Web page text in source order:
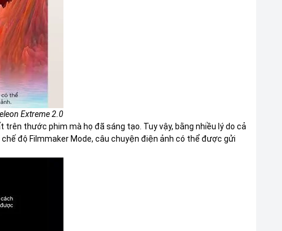
Extreme 2.0
thước phim mà họ đã sáng tạo. Tuy vậy, bằng nhiều lý do cả
độ Filmmaker Mode, câu chuyện điện ảnh có thể được gửi